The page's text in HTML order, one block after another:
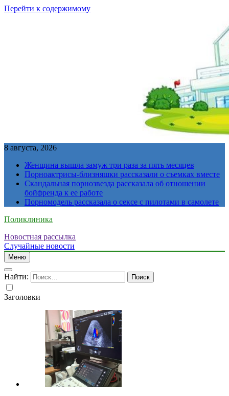
Перейти к содержимому
8 августа, 2026
Женщина вышла замуж три раза за пять месяцев
Порноактрисы-близняшки рассказали о съемках вместе
Скандальная порнозвезда рассказала об отношении
бойфренда к ее работе
Порномодель рассказала о сексе с пилотами в самолете
Поликлиника
Новостная рассылка
Случайные новости
Меню
Найти:
Заголовки